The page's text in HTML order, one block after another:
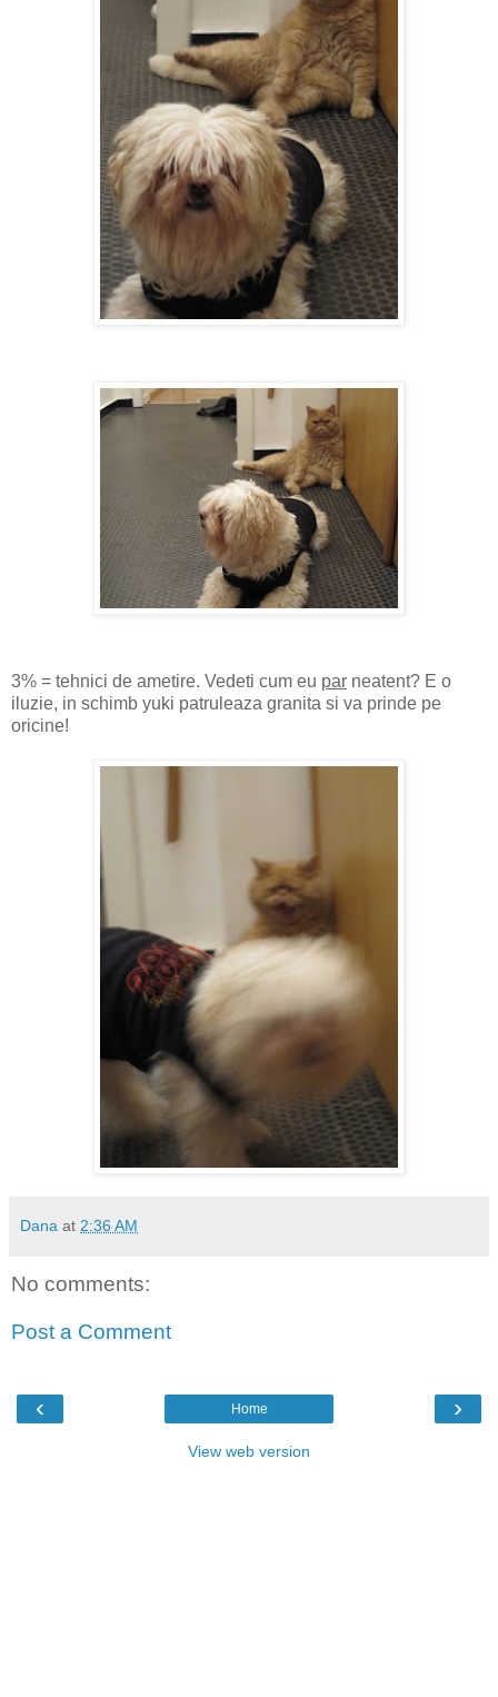
3% = tehnici de ametire. Vedeti cum eu par neatent? E o
iluzie, in schimb yuki patruleaza granita si va prinde pe
oricine!
Dana at 2:36 AM
No comments:
Post a Comment
‹ ›
Home
View web version